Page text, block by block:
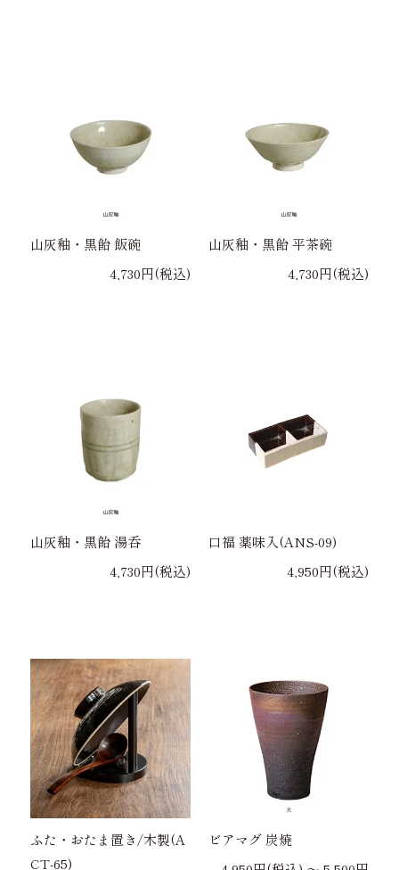
山灰釉・黒飴 飯碗
4,730円(税込)
山灰釉・黒飴 平茶碗
4,730円(税込)
山灰釉・黒飴 湯呑
4,730円(税込)
口福 薬味入(ANS-09)
4,950円(税込)
ふた・おたま置き/木製(A
CT-65)
ビアマグ 炭焼